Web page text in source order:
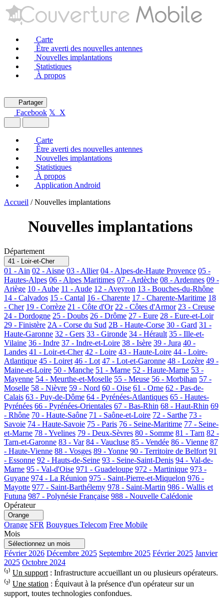
Carte
Être averti des nouvelles antennes
Nouvelles implantations
Statistiques
À propos
Partager
Facebook 𝕏 X
Carte
Être averti des nouvelles antennes
Nouvelles implantations
Statistiques
À propos
Application Android
Accueil / Nouvelles implantations
Nouvelles implantations
Département
41 - Loir-et-Cher
01 - Ain 02 - Aisne 03 - Allier 04 - Alpes-de-Haute Provence 05 -
Hautes-Alpes 06 - Alpes Maritimes 07 - Ardèche 08 - Ardennes 09 -
Ariège 10 - Aube 11 - Aude 12 - Aveyron 13 - Bouches-du-Rhône
14 - Calvados 15 - Cantal 16 - Charente 17 - Charente-Maritime 18
- Cher 19 - Corrèze 21 - Côte d'Or 22 - Côtes d'Armor 23 - Creuse
24 - Dordogne 25 - Doubs 26 - Drôme 27 - Eure 28 - Eure-et-Loir
29 - Finistère 2A - Corse du Sud 2B - Haute-Corse 30 - Gard 31 -
Haute-Garonne 32 - Gers 33 - Gironde 34 - Hérault 35 - Ille-et-
Vilaine 36 - Indre 37 - Indre-et-Loire 38 - Isère 39 - Jura 40 -
Landes 41 - Loir-et-Cher 42 - Loire 43 - Haute-Loire 44 - Loire-
Atlantique 45 - Loiret 46 - Lot 47 - Lot-et-Garonne 48 - Lozère 49 -
Maine-et-Loire 50 - Manche 51 - Marne 52 - Haute-Marne 53 -
Mayenne 54 - Meurthe-et-Moselle 55 - Meuse 56 - Morbihan 57 -
Moselle 58 - Nièvre 59 - Nord 60 - Oise 61 - Orne 62 - Pas-de-
Calais 63 - Puy-de-Dôme 64 - Pyrénées-Atlantiques 65 - Hautes-
Pyrénées 66 - Pyrénées-Orientales 67 - Bas-Rhin 68 - Haut-Rhin 69
- Rhône 70 - Haute-Saône 71 - Saône-et-Loire 72 - Sarthe 73 -
Savoie 74 - Haute-Savoie 75 - Paris 76 - Seine-Maritime 77 - Seine-
et-Marne 78 - Yvelines 79 - Deux-Sèvres 80 - Somme 81 - Tarn 82 -
Tarn-et-Garonne 83 - Var 84 - Vaucluse 85 - Vendée 86 - Vienne 87
- Haute-Vienne 88 - Vosges 89 - Yonne 90 - Territoire de Belfort 91
- Essonne 92 - Hauts-de-Seine 93 - Seine-Saint-Denis 94 - Val-de-
Marne 95 - Val-d'Oise 971 - Guadeloupe 972 - Martinique 973 -
Guyane 974 - La Réunion 975 - Saint-Pierre-et-Miquelon 976 -
Mayotte 977 - Saint-Barthélemy 978 - Saint-Martin 986 - Wallis et
Futuna 987 - Polynésie Française 988 - Nouvelle Calédonie
Opérateur
Orange
Orange SFR Bouygues Telecom Free Mobile
Mois
Sélectionnez un mois
Février 2026 Décembre 2025 Septembre 2025 Février 2025 Janvier
2025 Octobre 2024
⁽¹⁾ Un support : Infrastructure accueillant un ou plusieurs opérateurs.
⁽²⁾ Une station : Équivaut à la présence d'un opérateur sur un
support, toutes technologies confondues.